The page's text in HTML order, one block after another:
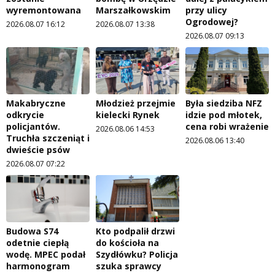
wyremontowana
2026.08.07 16:12
Marszałkowskim
2026.08.07 13:38
przy ulicy
Ogrodowej?
2026.08.07 09:13
Makabryczne
odkrycie
policjantów.
Truchła szczeniąt i
dwieście psów
2026.08.07 07:22
Młodzież przejmie
kielecki Rynek
2026.08.06 14:53
Była siedziba NFZ
idzie pod młotek,
cena robi wrażenie
2026.08.06 13:40
Budowa S74
odetnie ciepłą
wodę. MPEC podał
harmonogram
Kto podpalił drzwi
do kościoła na
Szydłówku? Policja
szuka sprawcy